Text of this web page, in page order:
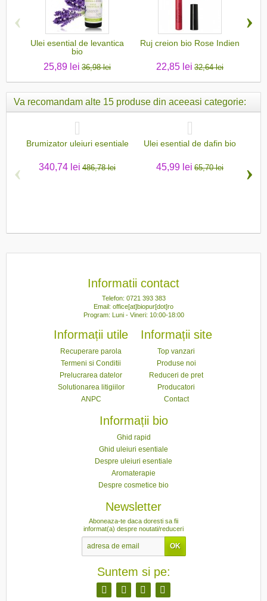
Ulei esential de levantica
bio
25,89 lei 36,98 lei
Ruj creion bio Rose Indien
22,85 lei 32,64 lei
‹ ›
Va recomandam alte 15 produse din aceeasi categorie:
Brumizator uleiuri esentiale
340,74 lei 486,78 lei
Ulei esential de dafin bio
45,99 lei 65,70 lei
‹ ›
Informatii contact
Telefon: 0721 393 383
Email: office[at]biopur[dot]ro
Program: Luni - Vineri: 10:00-18:00
Informații utile
Recuperare parola
Termeni si Conditii
Prelucrarea datelor
Solutionarea litigiilor
ANPC
Informații site
Top vanzari
Produse noi
Reduceri de pret
Producatori
Contact
Informații bio
Ghid rapid
Ghid uleiuri esentiale
Despre uleiuri esentiale
Aromaterapie
Despre cosmetice bio
Newsletter
Aboneaza-te daca doresti sa fii
informat(a) despre noutati/reduceri
Suntem si pe: